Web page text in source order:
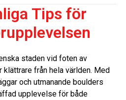
Tips för
staden vid foten av
klättrare från hela världen. Med
och utmanande boulders
upplevelse för både